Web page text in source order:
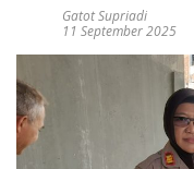
Gatot Supriadi
11 September 2025